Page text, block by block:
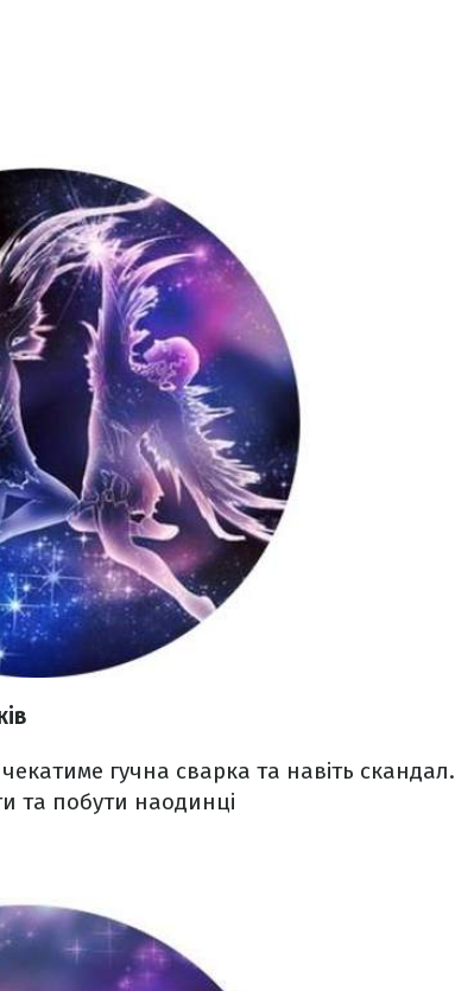
гучна сварка та навіть скандал.
та побути наодинці